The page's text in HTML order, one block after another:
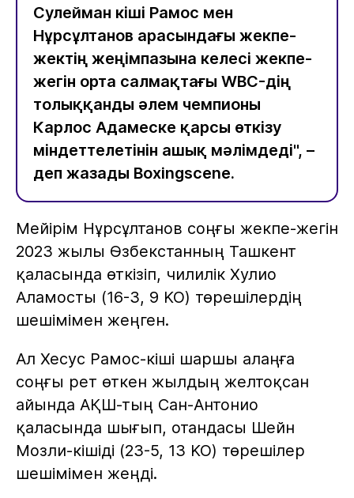
Сулейман кіші Рамос мен
Нұрсұлтанов арасындағы жекпе-
жектің жеңімпазына келесі жекпе-
жегін орта салмақтағы WBC-дің
толыққанды әлем чемпионы
Карлос Адамеске қарсы өткізу
міндеттелетінін ашық мәлімдеді", –
деп жазады Boxingscene.
Мейірім Нұрсұлтанов соңғы жекпе-жегін
2023 жылы Өзбекстанның Ташкент
қаласында өткізіп, чилилік Хулио
Аламосты (16-3, 9 KO) төрешілердің
шешімімен жеңген.
Ал Хесус Рамос-кіші шаршы алаңға
соңғы рет өткен жылдың желтоқсан
айында АҚШ-тың Сан-Антонио
қаласында шығып, отандасы Шейн
Мозли-кішіді (23-5, 13 KO) төрешілер
шешімімен жеңді.